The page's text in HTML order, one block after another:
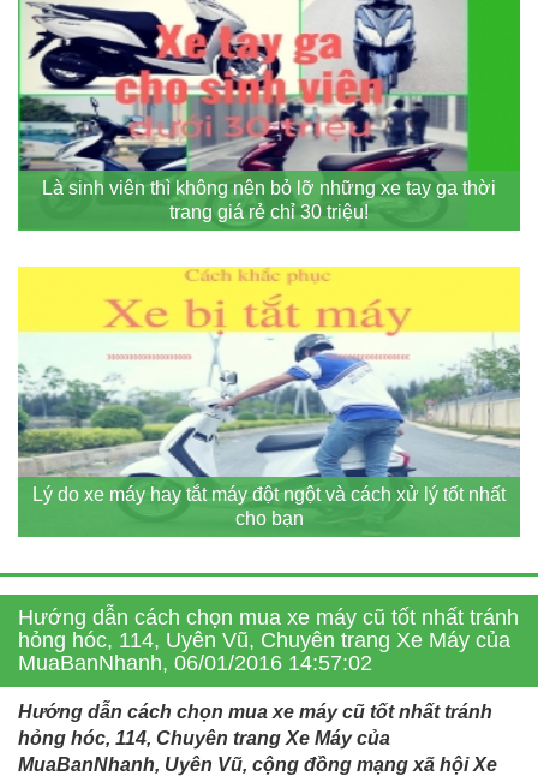
Là sinh viên thì không nên bỏ lỡ những xe tay ga thời
trang giá rẻ chỉ 30 triệu!
Lý do xe máy hay tắt máy đột ngột và cách xử lý tốt nhất
cho bạn
Hướng dẫn cách chọn mua xe máy cũ tốt nhất tránh
hỏng hóc, 114, Uyên Vũ, Chuyên trang Xe Máy của
MuaBanNhanh, 06/01/2016 14:57:02
Hướng dẫn cách chọn mua xe máy cũ tốt nhất tránh
hỏng hóc, 114, Chuyên trang Xe Máy của
MuaBanNhanh, Uyên Vũ, cộng đồng mạng xã hội Xe